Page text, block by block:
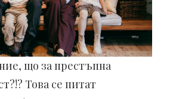
що за престъпна
Това се питат